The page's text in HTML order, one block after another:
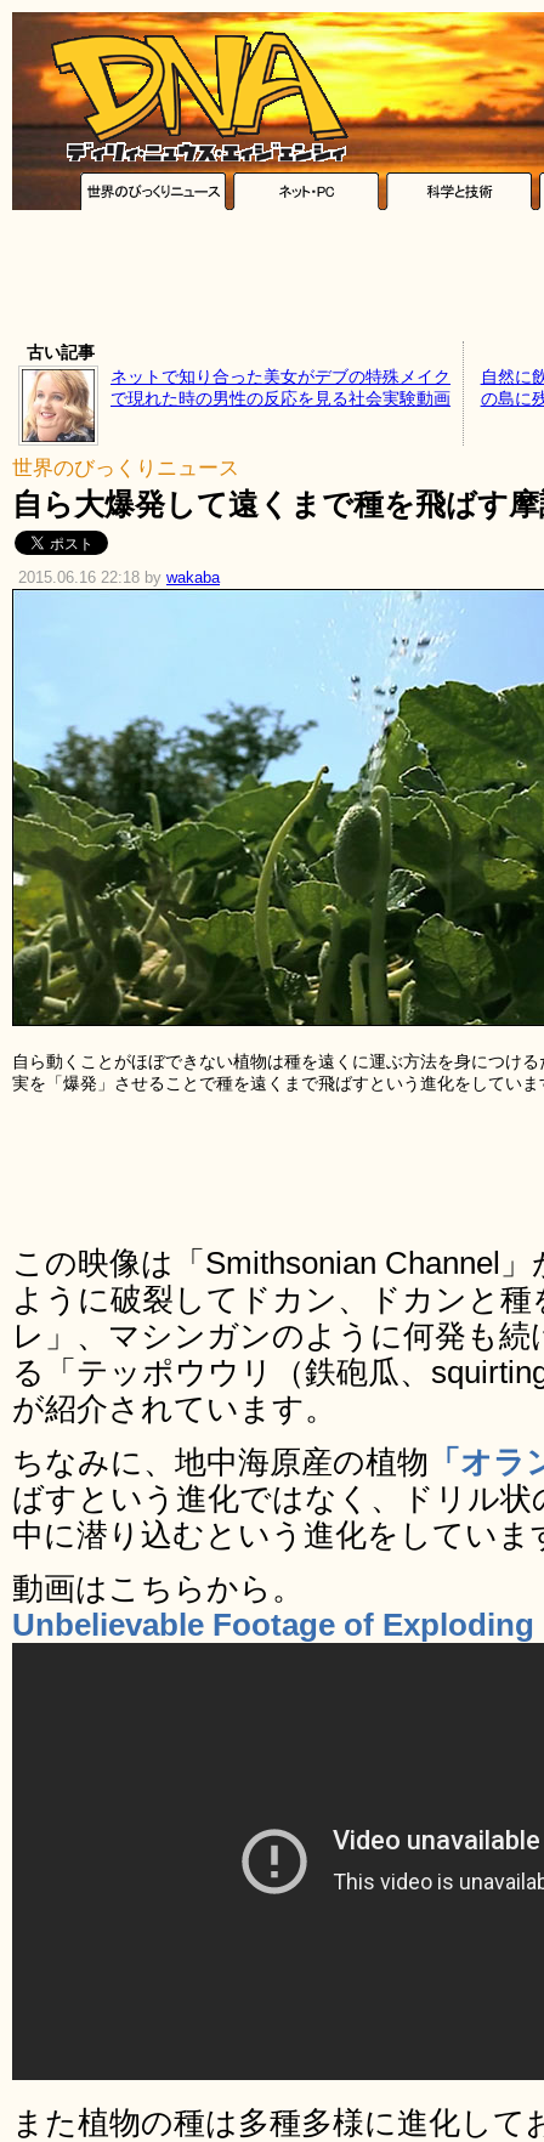
古い記事
ネットで知り合った美女がデブの特殊メイク
で現れた時の男性の反応を見る社会実験動画
自然に
の島に
世界のびっくりニュース
自ら大爆発して遠くまで種を飛ばす
2015.06.16 22:18 by wakaba
自ら動くことがほぼできない植物は種を遠くに運ぶ方法を身につけ
実を「爆発」させることで種を遠くまで飛ばすという進化をしていま
この映像は「Smithsonian Channel
ように破裂してドカン、ドカンと
レ」、マシンガンのように何発も
る「テッポウウリ（鉄砲瓜、
が紹介されています。
ちなみに、地中海原産の植物 「オ
ばすという進化ではなく、ドリル
中に潜り込むという進化をしていま
動画はこちらから。
Unbelievable Footage of Exploding
また植物の種は多種多様に進化して